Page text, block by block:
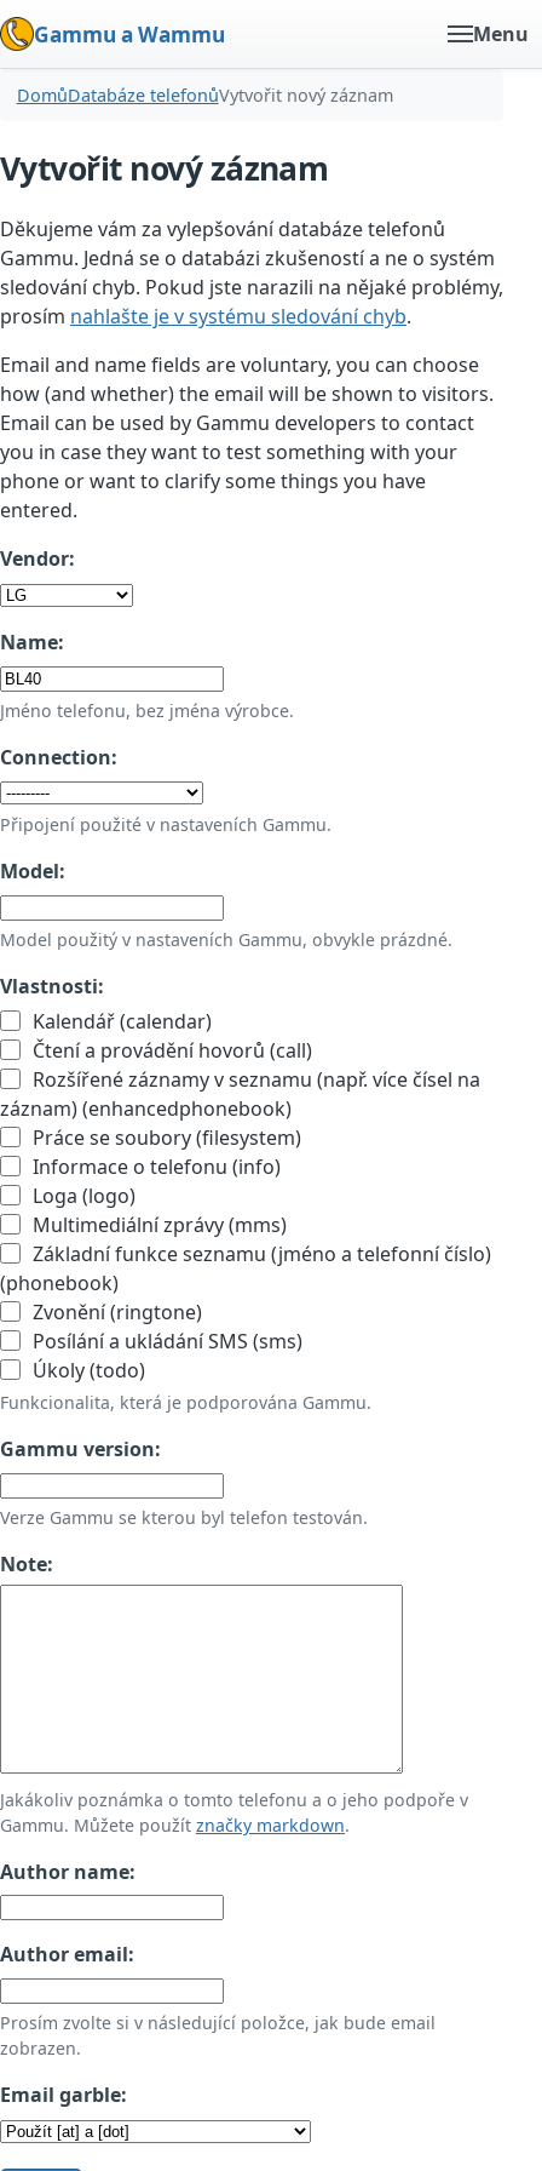
Gammu a Wammu Menu
DomůDatabáze telefonůVytvořit nový záznam
Vytvořit nový záznam
Děkujeme vám za vylepšování databáze telefonů
Gammu. Jedná se o databázi zkušeností a ne o systém
sledování chyb. Pokud jste narazili na nějaké problémy,
prosím nahlašte je v systému sledování chyb.
Email and name fields are voluntary, you can choose
how (and whether) the email will be shown to visitors.
Email can be used by Gammu developers to contact
you in case they want to test something with your
phone or want to clarify some things you have
entered.
Vendor:
Name:
Jméno telefonu, bez jména výrobce.
Connection:
Připojení použité v nastaveních Gammu.
Model:
Model použitý v nastaveních Gammu, obvykle prázdné.
Vlastnosti:
Kalendář (calendar)
Čtení a provádění hovorů (call)
Rozšířené záznamy v seznamu (např. více čísel na
záznam) (enhancedphonebook)
Práce se soubory (filesystem)
Informace o telefonu (info)
Loga (logo)
Multimediální zprávy (mms)
Základní funkce seznamu (jméno a telefonní číslo)
(phonebook)
Zvonění (ringtone)
Posílání a ukládání SMS (sms)
Úkoly (todo)
Funkcionalita, která je podporována Gammu.
Gammu version:
Verze Gammu se kterou byl telefon testován.
Note:
Jakákoliv poznámka o tomto telefonu a o jeho podpoře v
Gammu. Můžete použít značky markdown.
Author name:
Author email:
Prosím zvolte si v následující položce, jak bude email
zobrazen.
Email garble: